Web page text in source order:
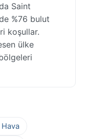
Saint
%76 bulut
koşullar.
ülke
Hava